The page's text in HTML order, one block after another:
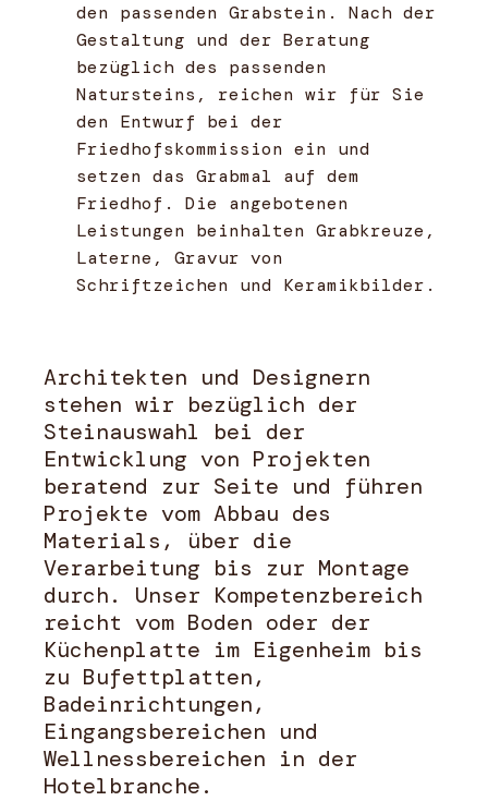
den passenden Grabstein. Nach der
Gestaltung und der Beratung
bezüglich des passenden
Natursteins, reichen wir für Sie
den Entwurf bei der
Friedhofskommission ein und
setzen das Grabmal auf dem
Friedhof. Die angebotenen
Leistungen beinhalten Grabkreuze,
Laterne, Gravur von
Schriftzeichen und Keramikbilder.
Architekten und Designern
stehen wir bezüglich der
Steinauswahl bei der
Entwicklung von Projekten
beratend zur Seite und führen
Projekte vom Abbau des
Materials, über die
Verarbeitung bis zur Montage
durch. Unser Kompetenzbereich
reicht vom Boden oder der
Küchenplatte im Eigenheim bis
zu Bufettplatten,
Badeinrichtungen,
Eingangsbereichen und
Wellnessbereichen in der
Hotelbranche.